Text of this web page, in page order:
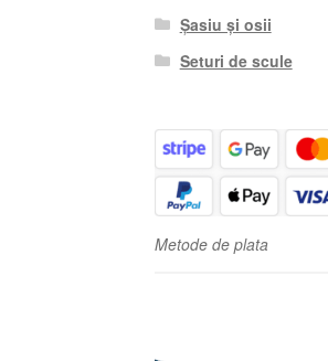
Șasiu și osii
Seturi de scule
Metode de plata